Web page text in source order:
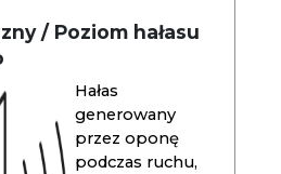
/ Poziom hałasu
Hałas
generowany
przez oponę
podczas ruchu,